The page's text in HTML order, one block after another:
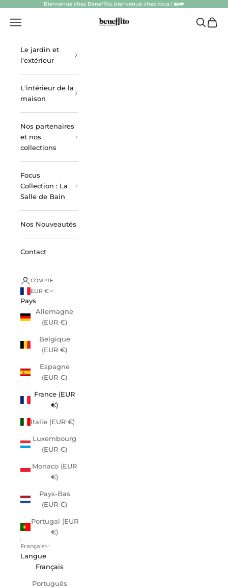
Passer au contenuBienvenue chez Beneffito, bienvenue chez vous ! 🏡❤️
beneffito.com
Ouvrir la navigation Ouvrir la
Voir
Le jardin et
l'extérieur
L'intérieur de la
maison
Nos partenaires
et nos
collections
Focus
Collection : La
Salle de Bain
Nos Nouveautés
Contact
COMPTE
EUR €
Pays
Allemagne
(EUR €)
Belgique
(EUR €)
Espagne
(EUR €)
France (EUR
€)
Italie (EUR €)
Luxembourg
(EUR €)
Monaco (EUR
€)
Pays-Bas
(EUR €)
Portugal (EUR
€)
Français
Langue
Français
Português